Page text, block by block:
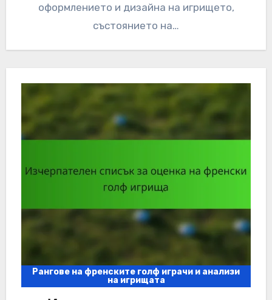
оформлението и дизайна на игрището,
състоянието на…
Рангове на френските голф играчи и анализи
на игрищата